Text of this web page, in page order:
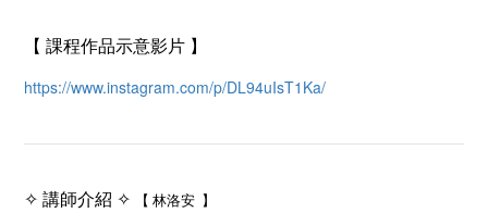
【 課程作品示意影片 】
https://www.instagram.com/p/DL94uIsT1Ka/
✧ 講師介紹 ✧
【 林洛安 】